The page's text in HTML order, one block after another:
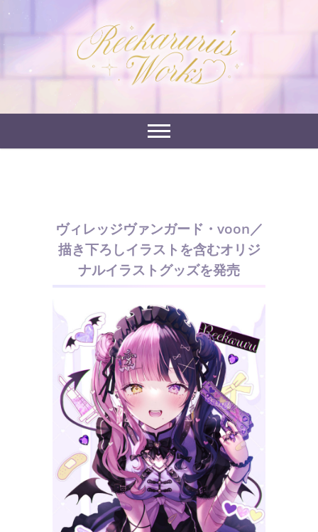
れーかるる's
works
れーかるるの運営するイラストポートフォリオサイ
トです。
ヴィレッジヴァンガード・voon／
描き下ろしイラストを含むオリジ
ナルイラストグッズを発売